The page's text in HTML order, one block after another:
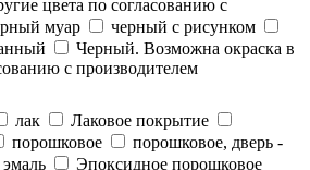
цвета по согласованию с
муар
черный с рисунком
Черный. Возможна окраска в
с производителем
лак
Лаковое покрытие
порошковое
порошковое, дверь -
эмаль Эпоксидное порошковое